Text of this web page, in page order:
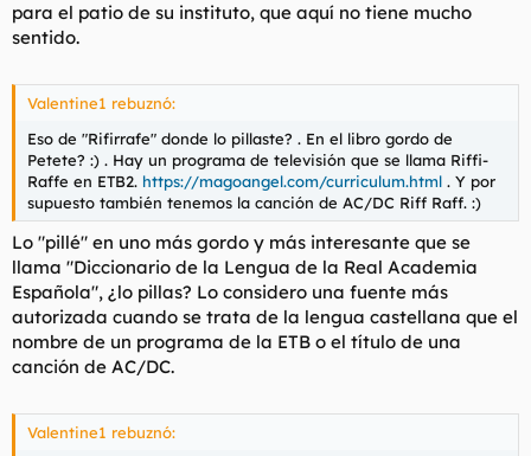
para el patio de su instituto, que aquí no tiene mucho
sentido.
Valentine1 rebuznó:
Eso de "Rifirrafe" donde lo pillaste? . En el libro gordo de
Petete? :) . Hay un programa de televisión que se llama Riffi-
Raffe en ETB2. https://magoangel.com/curriculum.html . Y por
supuesto también tenemos la canción de AC/DC Riff Raff. :)
Lo "pillé" en uno más gordo y más interesante que se
llama "Diccionario de la Lengua de la Real Academia
Española", ¿lo pillas? Lo considero una fuente más
autorizada cuando se trata de la lengua castellana que el
nombre de un programa de la ETB o el título de una
canción de AC/DC.
Valentine1 rebuznó: